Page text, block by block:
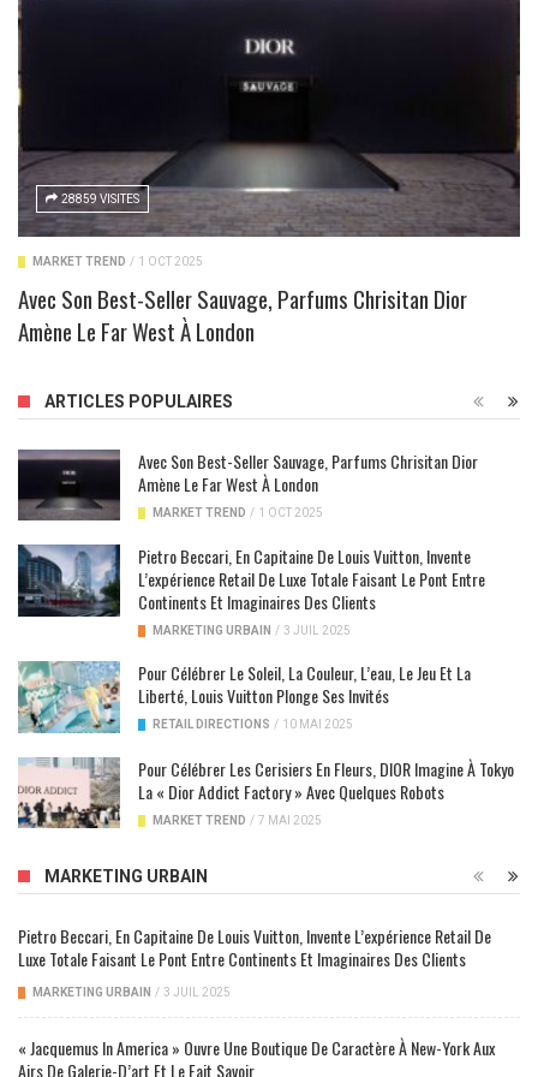
28859 VISITES
MARKET TREND / 1 OCT 2025
Avec Son Best-Seller Sauvage, Parfums Chrisitan Dior
Amène Le Far West À London
ARTICLES POPULAIRES
Avec Son Best-Seller Sauvage, Parfums Chrisitan Dior
Amène Le Far West À London
MARKET TREND / 1 OCT 2025
Pietro Beccari, En Capitaine De Louis Vuitton, Invente
L’expérience Retail De Luxe Totale Faisant Le Pont Entre
Continents Et Imaginaires Des Clients
MARKETING URBAIN / 3 JUIL 2025
Pour Célébrer Le Soleil, La Couleur, L’eau, Le Jeu Et La
Liberté, Louis Vuitton Plonge Ses Invités
RETAIL DIRECTIONS / 10 MAI 2025
Pour Célébrer Les Cerisiers En Fleurs, DIOR Imagine À Tokyo
La « Dior Addict Factory » Avec Quelques Robots
MARKET TREND / 7 MAI 2025
MARKETING URBAIN
Pietro Beccari, En Capitaine De Louis Vuitton, Invente L’expérience Retail De
Luxe Totale Faisant Le Pont Entre Continents Et Imaginaires Des Clients
MARKETING URBAIN / 3 JUIL 2025
« Jacquemus In America » Ouvre Une Boutique De Caractère À New-York Aux
Airs De Galerie-D’art Et Le Fait Savoir